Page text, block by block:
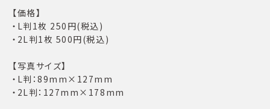
【価格】
・L判1枚 250円(税込)
・2L判1枚 500円(税込)
【写真サイズ】
・L判：89mm×127mm
・2L判：127mm×178mm